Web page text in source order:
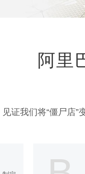
阿里
见证我们将“僵尸店”